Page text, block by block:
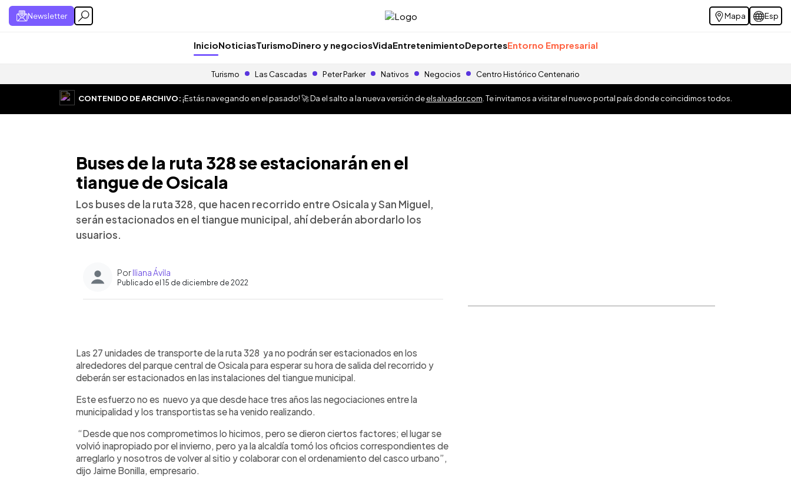
Newsletter Mapa Esp
InicioNoticiasTurismoDinero y negociosVidaEntretenimientoDeportesEntorno Empresarial
Turismo Las Cascadas Peter Parker Nativos Negocios Centro Histórico Centenario
CONTENIDO DE ARCHIVO:¡Estás navegando en el pasado! 🚀 Da el salto a la nueva versión deelsalvador.com . Te invitamos a visitar el nuevo portal país donde coincidimos todos.
Buses de la ruta 328 se estacionarán en el
tiangue de Osicala
Los buses de la ruta 328, que hacen recorrido entre Osicala y San Miguel,
serán estacionados en el tiangue municipal, ahí deberán abordarlo los
usuarios.
PorIliana Ávila
Publicado el 15 de diciembre de 2022
► Escuchar artículo
Las 27 unidades de transporte de la ruta 328 ya no podrán ser estacionados en los
alrededores del parque central de Osicala para esperar su hora de salida del recorrido y
deberán ser estacionados en las instalaciones del tiangue municipal.
Este esfuerzo no es nuevo ya que desde hace tres años las negociaciones entre la
municipalidad y los transportistas se ha venido realizando.
“Desde que nos comprometimos lo hicimos, pero se dieron ciertos factores; el lugar se
volvió inapropiado por el invierno, pero ya la alcaldía tomó los oficios correspondientes de
arreglarlo y nosotros de volver al sitio y colaborar con el ordenamiento del casco urbano”,
dijo Jaime Bonilla, empresario.